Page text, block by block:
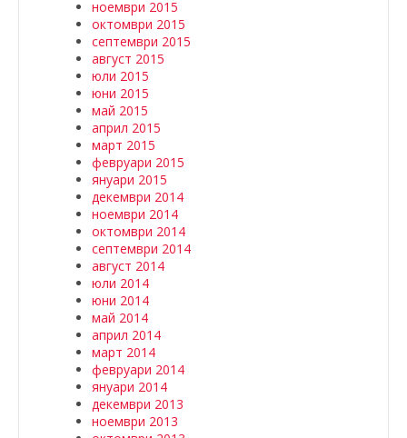
ноември 2015
октомври 2015
септември 2015
август 2015
юли 2015
юни 2015
май 2015
април 2015
март 2015
февруари 2015
януари 2015
декември 2014
ноември 2014
октомври 2014
септември 2014
август 2014
юли 2014
юни 2014
май 2014
април 2014
март 2014
февруари 2014
януари 2014
декември 2013
ноември 2013